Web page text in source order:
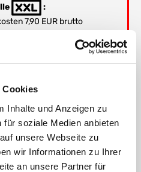
Cookies
Inhalte und Anzeigen zu
soziale Medien anbieten
unsere Webseite zu
wir Informationen zu Ihrer
an unsere Partner für
:
7,90 EUR brutto
9,90 EUR brutto
beständig gegen Laugen,
Säuren, beständig gegen